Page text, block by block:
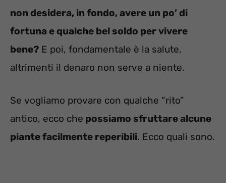
non desidera, in fondo, avere un po’ di
fortuna e qualche bel soldo per vivere
bene? E poi, fondamentale è la salute,
altrimenti il denaro non serve a niente.
Se vogliamo provare con qualche “rito”
antico, ecco che possiamo sfruttare alcune
piante facilmente reperibili. Ecco quali sono.